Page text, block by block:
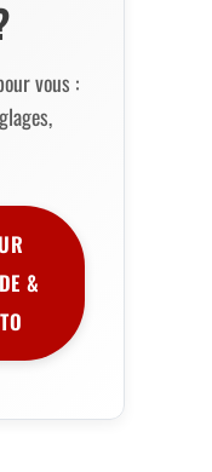
vous :
&